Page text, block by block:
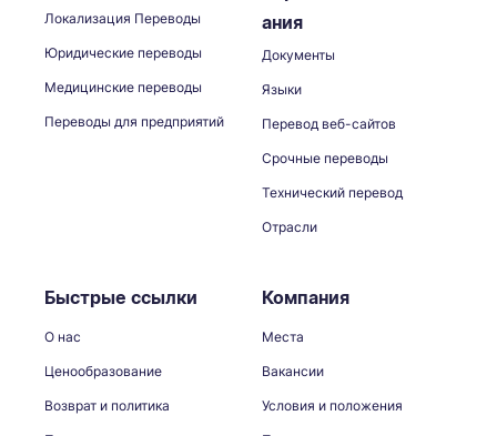
Локализация Переводы
Юридические переводы
Медицинские переводы
Переводы для предприятий
ания
Документы
Языки
Перевод веб-сайтов
Срочные переводы
Технический перевод
Отрасли
Быстрые ссылки
О нас
Ценообразование
Возврат и политика
Компания
Места
Вакансии
Условия и положения